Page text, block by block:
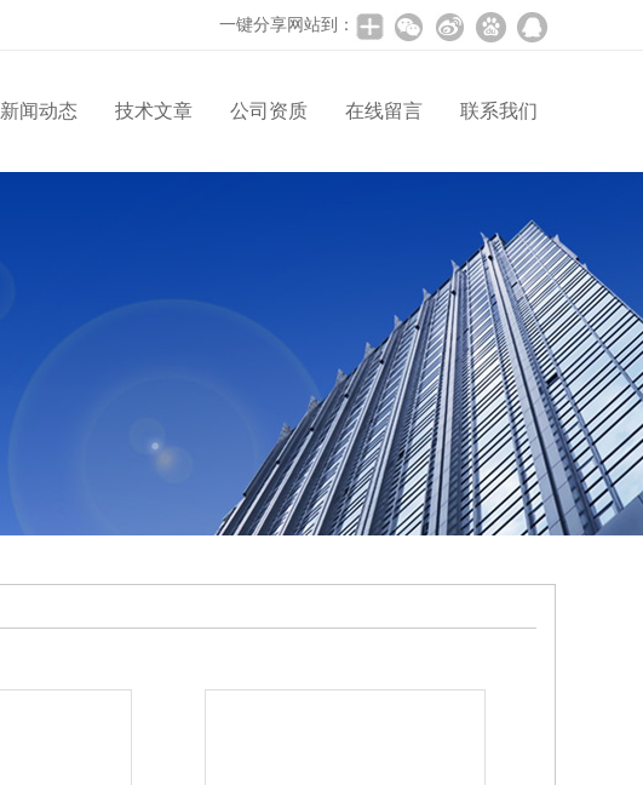
一键分享网站到：
新闻动态 技术文章 公司资质 在线留言 联系我们